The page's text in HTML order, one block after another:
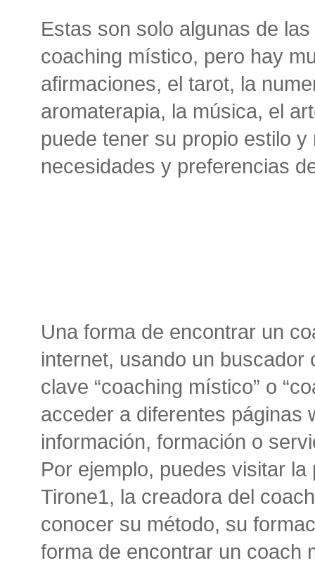
Estas son solo algunas de
coaching místico, pero hay
afirmaciones, el tarot, la
aromaterapia, la música, el
puede tener su propio estilo
necesidades y preferencias
Una forma de encontrar un
internet, usando un buscador
clave “coaching místico” o
acceder a diferentes páginas
información, formación o
Por ejemplo, puedes visitar
Tirone1, la creadora del
conocer su método, su
forma de encontrar un coach